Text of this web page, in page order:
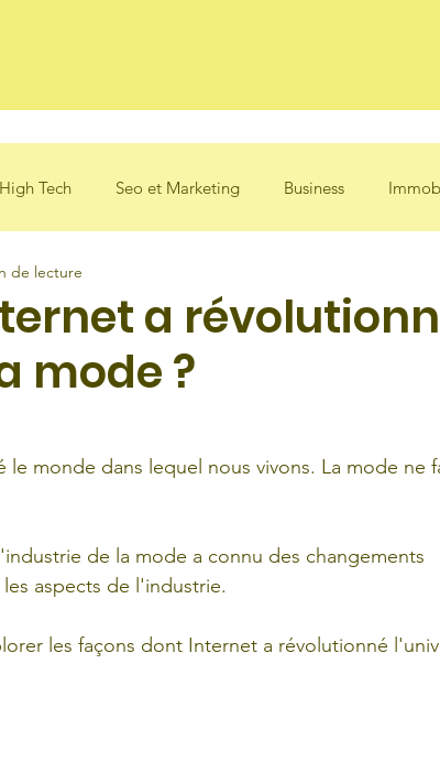
High Tech Seo et Marketing Business
a
mode ?
de lecture
monde dans lequel nous vivons. La mode ne
de la mode a connu des changements
aspects de l'industrie.
les façons dont Internet a révolutionné